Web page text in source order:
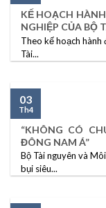
KẾ HOẠCH
NGHIỆP CỦA BỘ
Theo kế hoạch
Tài...
“KHÔNG CÓ
ĐÔNG NAM Á”
Bộ Tài nguyên và
bụi siêu...
03
Th4